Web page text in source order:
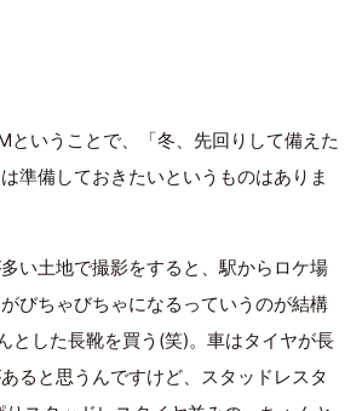
ということで、「冬、先回りして備えた
準備しておきたいというものはありま
い土地で撮影をすると、駅からロケ場
びちゃびちゃになるっていうのが結構
とした長靴を買う(笑)。車はタイヤが長
ると思うんですけど、スタッドレスタ